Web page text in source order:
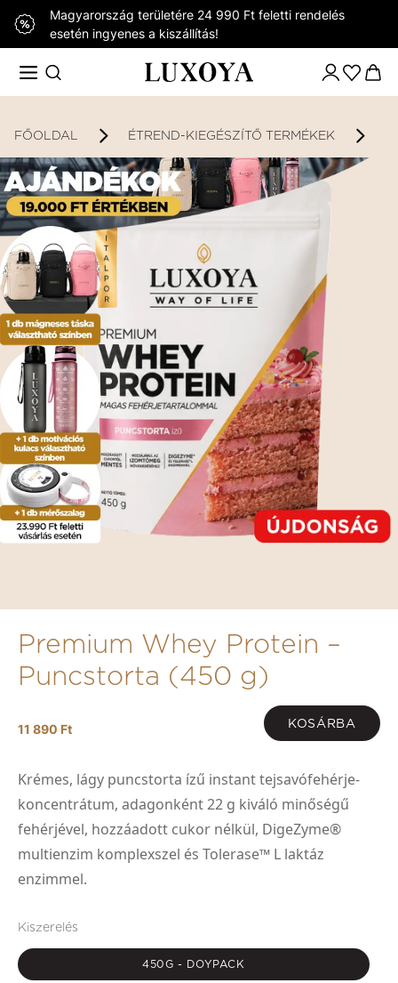
Magyarország területére 24 990 Ft feletti rendelés
esetén ingyenes a kiszállítás!
FŐOLDAL ÉTREND-KIEGÉSZÍTŐ TERMÉKEK
Premium Whey Protein –
Puncstorta (450 g)
11 890 Ft KOSÁRBA
Krémes, lágy puncstorta ízű instant tejsavófehérje-
koncentrátum, adagonként 22 g kiváló minőségű
fehérjével, hozzáadott cukor nélkül, DigeZyme®
multienzim komplexszel és Tolerase™ L laktáz
enzimmel.
Kiszerelés
450G - DOYPACK